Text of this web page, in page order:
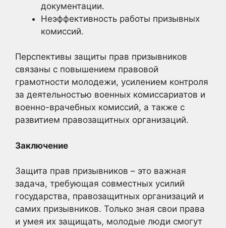
документации.
Неэффективность работы призывных
комиссий.
Перспективы защиты прав призывников
связаны с повышением правовой
грамотности молодежи, усилением контроля
за деятельностью военных комиссариатов и
военно-врачебных комиссий, а также с
развитием правозащитных организаций.
Заключение
Защита прав призывников – это важная
задача, требующая совместных усилий
государства, правозащитных организаций и
самих призывников. Только зная свои права
и умея их защищать, молодые люди смогут